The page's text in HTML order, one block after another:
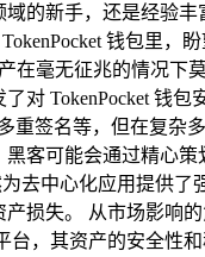
的新手，还是经验
钱包里，
在毫无征兆的情况下
TokenPocket 钱
重签名等，但在复杂
客可能会通过精心
去中心化应用提供
损失。 从市场影响
，其资产的安全性